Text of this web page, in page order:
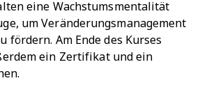
eine Wachstumsmentalität
um Veränderungsmanagement
fördern. Am Ende des Kurses
ein Zertifikat und ein